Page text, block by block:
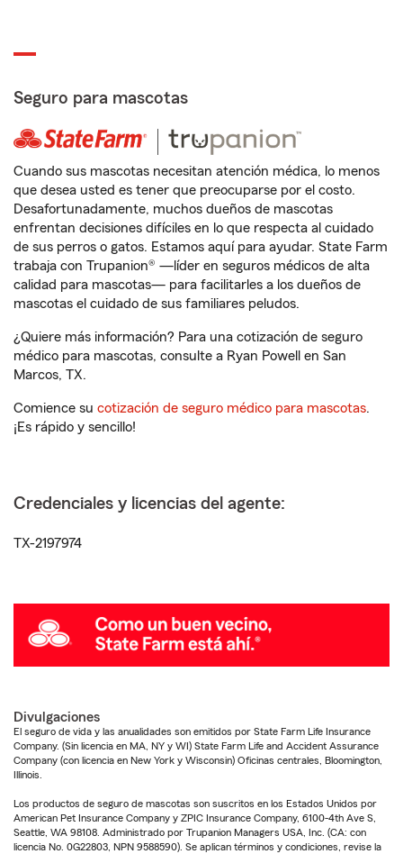
Seguro para mascotas
Cuando sus mascotas necesitan atención médica, lo menos
que desea usted es tener que preocuparse por el costo.
Desafortunadamente, muchos dueños de mascotas
enfrentan decisiones difíciles en lo que respecta al cuidado
de sus perros o gatos. Estamos aquí para ayudar. State Farm
trabaja con Trupanion® —líder en seguros médicos de alta
calidad para mascotas— para facilitarles a los dueños de
mascotas el cuidado de sus familiares peludos.
¿Quiere más información? Para una cotización de seguro
médico para mascotas, consulte a Ryan Powell en San
Marcos, TX.
Comience su cotización de seguro médico para mascotas.
¡Es rápido y sencillo!
Credenciales y licencias del agente:
TX-2197974
Divulgaciones
El seguro de vida y las anualidades son emitidos por State Farm Life Insurance
Company. (Sin licencia en MA, NY y WI) State Farm Life and Accident Assurance
Company (con licencia en New York y Wisconsin) Oficinas centrales, Bloomington,
Illinois.
Los productos de seguro de mascotas son suscritos en los Estados Unidos por
American Pet Insurance Company y ZPIC Insurance Company, 6100-4th Ave S,
Seattle, WA 98108. Administrado por Trupanion Managers USA, Inc. (CA: con
licencia No. 0G22803, NPN 9588590). Se aplican términos y condiciones, revise la